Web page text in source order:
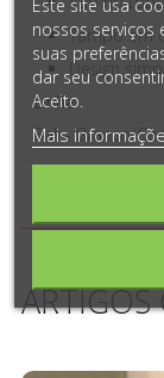
Tampo em
Design
Linha
Bali - Branco/
Medidas e
Este site usa
nossos serviços
suas
dar seu
Aceito.
Mais